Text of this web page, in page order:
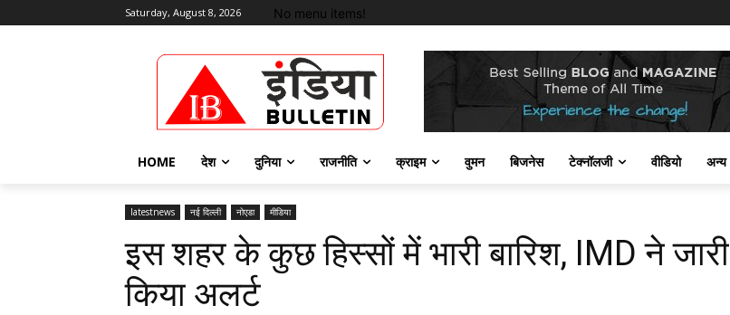
Saturday, August 8, 2026 No menu items!
HOME देश दुनिया राजनीति क्राइम वुमन बिजनेस टेक्नॉलजी वीडियो अन्य
latestnews नई दिल्ली नोएडा मीडिया
इस शहर के कुछ हिस्सों में भारी बारिश, IMD ने जारी
किया अलर्ट